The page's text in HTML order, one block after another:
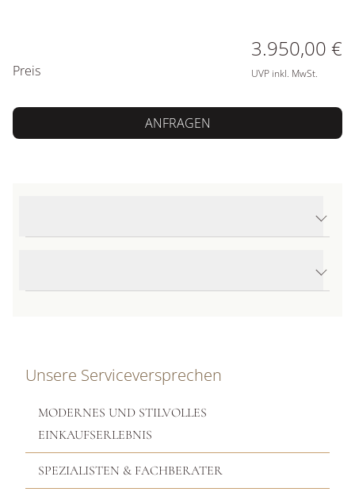
Preis
3.950,00 €
UVP inkl. MwSt.
ANFRAGEN
Unsere Serviceversprechen
MODERNES UND STILVOLLES
EINKAUFSERLEBNIS
SPEZIALISTEN & FACHBERATER